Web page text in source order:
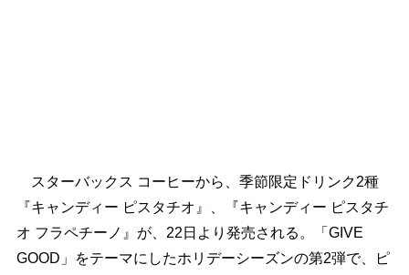
スターバックス コーヒーから、季節限定ドリンク2種
『キャンディー ピスタチオ』、『キャンディー ピスタチ
オ フラペチーノ』が、22日より発売される。「GIVE
GOOD」をテーマにしたホリデーシーズンの第2弾で、ピ